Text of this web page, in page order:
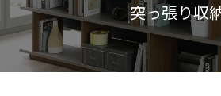
突っ張り収